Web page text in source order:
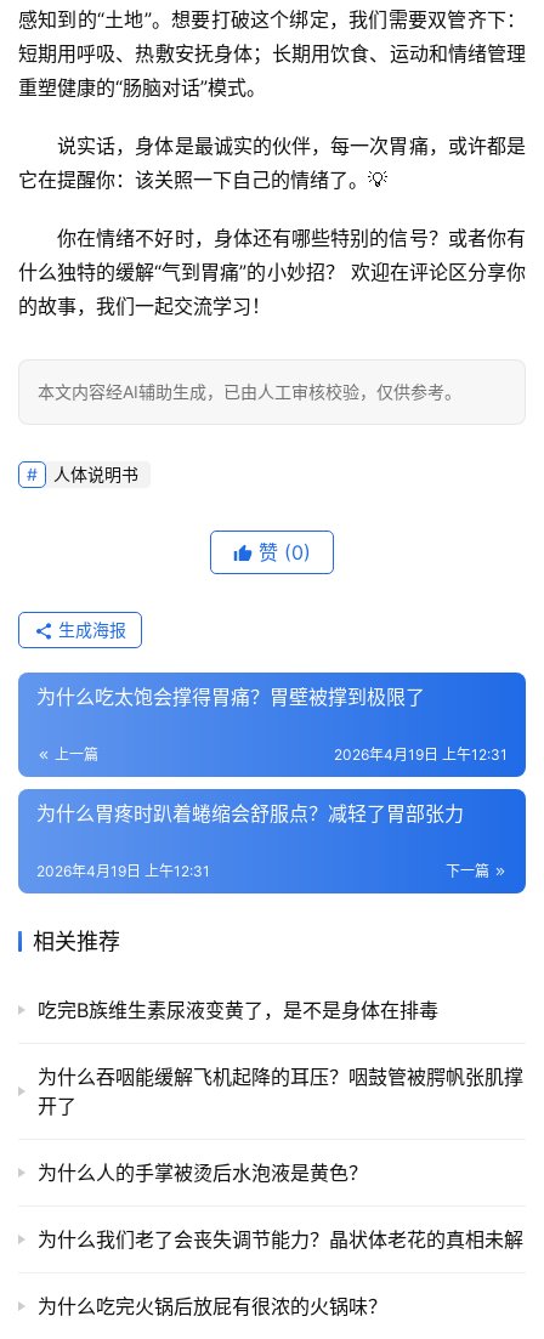
感知到的“土地”。想要打破这个绑定，我们需要双管齐下：
短期用呼吸、热敷安抚身体；长期用饮食、运动和情绪管理
重塑健康的“肠脑对话”模式。
说实话，身体是最诚实的伙伴，每一次胃痛，或许都是
它在提醒你：该关照一下自己的情绪了。💡
你在情绪不好时，身体还有哪些特别的信号？或者你有
什么独特的缓解“气到胃痛”的小妙招？
欢迎在评论区分享你
的故事，我们一起交流学习！
本文内容经AI辅助生成，已由人工审核校验，仅供参考。
人体说明书
赞 (0)
生成海报
为什么吃太饱会撑得胃痛？胃壁被撑到极限了
上一篇 2026年4月19日 上午12:31
为什么胃疼时趴着蜷缩会舒服点？减轻了胃部张力
下一篇
2026年4月19日 上午12:31
相关推荐
吃完B族维生素尿液变黄了，是不是身体在排毒
为什么吞咽能缓解飞机起降的耳压？咽鼓管被腭帆张肌撑
开了
为什么人的手掌被烫后水泡液是黄色？
为什么我们老了会丧失调节能力？晶状体老花的真相未解
为什么吃完火锅后放屁有很浓的火锅味？